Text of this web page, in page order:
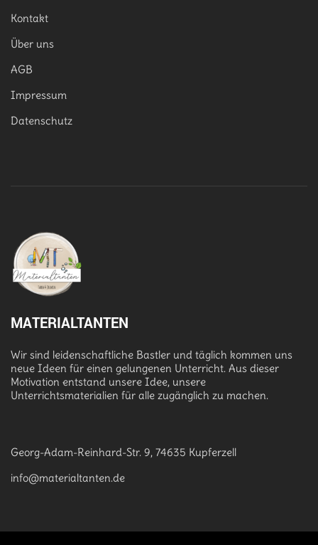
Kontakt
Über uns
AGB
Impressum
Datenschutz
MATERIALTANTEN
Wir sind leidenschaftliche Bastler und täglich kommen uns
neue Ideen für einen gelungenen Unterricht. Aus dieser
Motivation entstand unsere Idee, unsere
Unterrichtsmaterialien für alle zugänglich zu machen.
Georg-Adam-Reinhard-Str. 9, 74635 Kupferzell
info@materialtanten.de